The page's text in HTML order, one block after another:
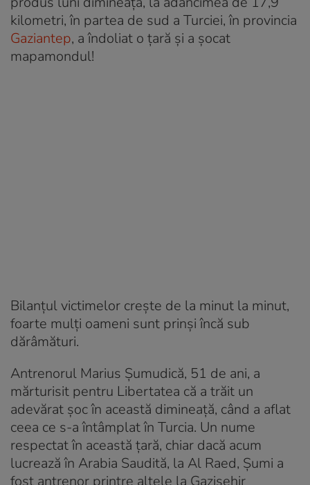
kilometri, în partea de sud a Turciei, în provincia
Gaziantep, a îndoliat o țară și a șocat
mapamondul!
Bilanțul victimelor crește de la minut la minut,
foarte mulți oameni sunt prinși încă sub
dărâmături.
Antrenorul Marius Șumudică, 51 de ani, a
mărturisit pentru Libertatea că a trăit un
adevărat șoc în această dimineață, când a aflat
ceea ce s-a întâmplat în Turcia. Un nume
respectat în această țară, chiar dacă acum
lucrează în Arabia Saudită, la Al Raed, Șumi a
fost antrenor printre altele la Gazișehir